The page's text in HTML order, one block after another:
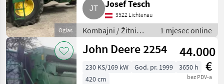
Oglas
Josef Tesch
3522 Lichtenau
Kombajni / Žitni
kombajni (kombajni
za žito)
1 mjesec online
John Deere 2254
44.000
€
bez PDV-a
230 KS/169 kW God. pr. 1999
3650 h
420 cm